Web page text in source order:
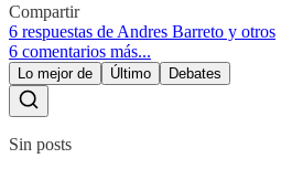
Compartir
6 respuestas de Andres Barreto y otros
6 comentarios más...
Lo mejor de Último Debates
Sin posts